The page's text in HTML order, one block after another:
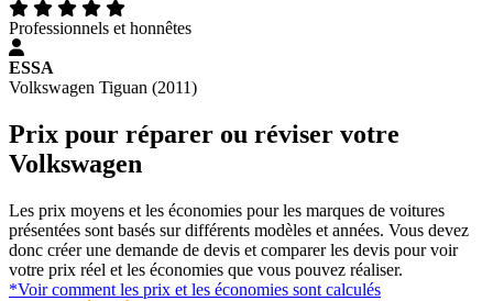
Professionnels et honnêtes
ESSA
Volkswagen Tiguan (2011)
Prix pour réparer ou réviser votre
Volkswagen
Les prix moyens et les économies pour les marques de voitures
présentées sont basés sur différents modèles et années. Vous devez
donc créer une demande de devis et comparer les devis pour voir
votre prix réel et les économies que vous pouvez réaliser.
*Voir comment les prix et les économies sont calculés